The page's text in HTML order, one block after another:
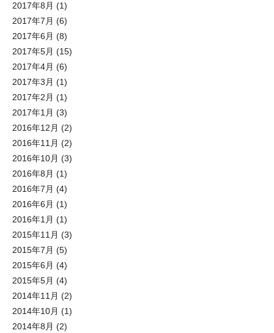
2017年8月 (1)
2017年7月 (6)
2017年6月 (8)
2017年5月 (15)
2017年4月 (6)
2017年3月 (1)
2017年2月 (1)
2017年1月 (3)
2016年12月 (2)
2016年11月 (2)
2016年10月 (3)
2016年8月 (1)
2016年7月 (4)
2016年6月 (1)
2016年1月 (1)
2015年11月 (3)
2015年7月 (5)
2015年6月 (4)
2015年5月 (4)
2014年11月 (2)
2014年10月 (1)
2014年8月 (2)